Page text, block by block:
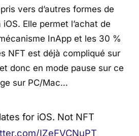
vers d’autres formes de
Elle permet l’achat de
InApp et les 30 %
NFT est déjà compliqué sur
donc en mode pause sur ce
sur PC/Mac…
for iOS. Not NFT
IZeFVCNuPT